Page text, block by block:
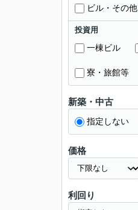
ビル・その他
投資用
一棟ビル
寮・旅館等
新築・中古
指定しない
価格
利回り